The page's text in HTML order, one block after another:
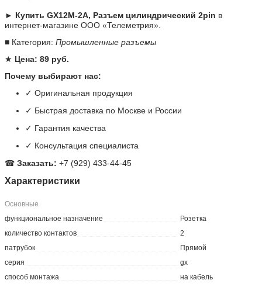
► Купить GX12M-2A, Разъем цилиндрический 2pin в
интернет-магазине ООО «Телеметрия».
■ Категория:Промышленные разъемы
★ Цена: 89 руб.
Почему выбирают нас:
✓ Оригинальная продукция
✓ Быстрая доставка по Москве и России
✓ Гарантия качества
✓ Консультация специалиста
☎Заказать: +7 (929) 433-44-45
Характеристики
Основные
функциональное назначение
Розетка
количество контактов
2
патрубок
Прямой
серия
gx
способ монтажа
на кабель